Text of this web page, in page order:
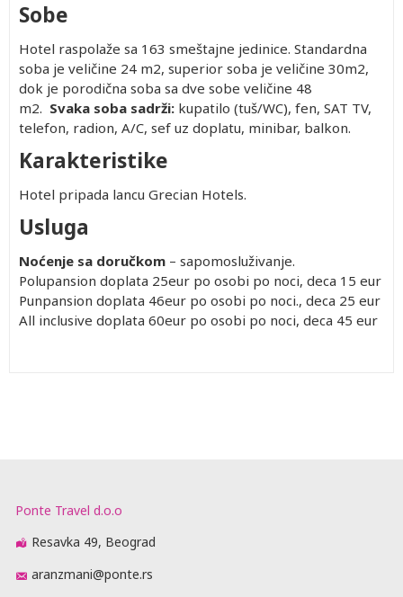
Sobe
Hotel raspolaže sa 163 smeštajne jedinice. Standardna
soba je veličine 24 m2, superior soba je veličine 30m2,
dok je porodična soba sa dve sobe veličine 48
m2. Svaka soba sadrži: kupatilo (tuš/WC), fen, SAT TV,
telefon, radion, A/C, sef uz doplatu, minibar, balkon.
Karakteristike
Hotel pripada lancu Grecian Hotels.
Usluga
Noćenje sa doručkom – sapomosluživanje.
Polupansion doplata 25eur po osobi po noci, deca 15 eur
Punpansion doplata 46eur po osobi po noci., deca 25 eur
All inclusive doplata 60eur po osobi po noci, deca 45 eur
Ponte Travel d.o.o
Resavka 49, Beograd
aranzmani@ponte.rs